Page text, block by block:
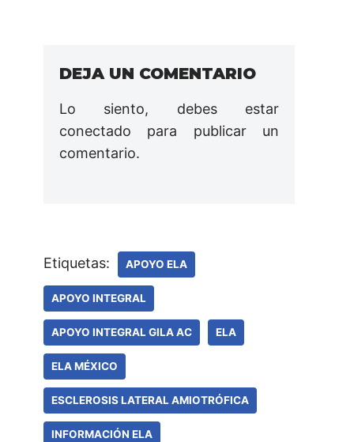
DEJA UN COMENTARIO
Lo siento, debes estar
conectado para publicar un
comentario.
Etiquetas: APOYO ELA
APOYO INTEGRAL
APOYO INTEGRAL GILA AC ELA
ELA MÉXICO
ESCLEROSIS LATERAL AMIOTRÓFICA
INFORMACIÓN ELA